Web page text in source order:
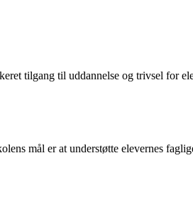
tilgang til uddannelse og trivsel for
mål er at understøtte elevernes